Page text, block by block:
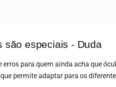
são especiais - Duda
erros para quem ainda acha que
permite adaptar para os